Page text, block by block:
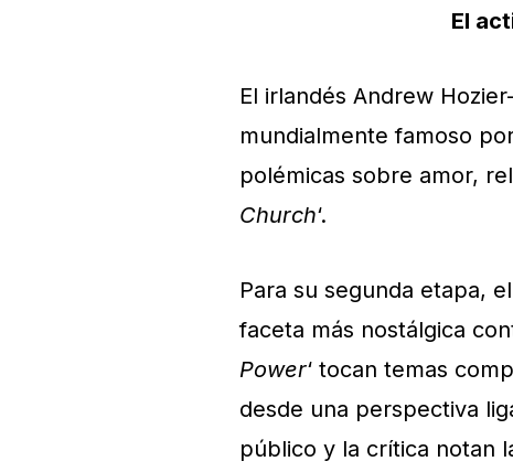
El
El irlandés Andrew
mundialmente famoso
polémicas sobre amor,
Church‘.
Para su segunda etapa,
faceta más nostálgica
Power‘ tocan temas
desde una perspectiva
público y la crítica notan